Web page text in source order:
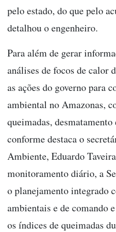
pelo estado, do que pelo
detalhou o engenheiro.
Para além de gerar
análises de focos de calor
as ações do governo para
ambiental no Amazonas,
queimadas,
conforme destaca o
Ambiente, Eduardo
monitoramento diário, a
o planejamento integrado
ambientais e de comando
os índices de queimadas